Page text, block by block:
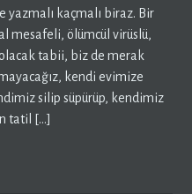
yazmalı kaçmalı biraz. Bir
mesafeli, ölümcül virüslü,
tabii, biz de merak
kendi evimize
silip süpürüp, kendimiz
tatil […]